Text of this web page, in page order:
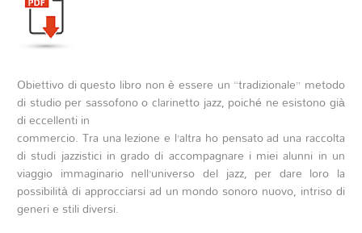
Obiettivo di questo libro non è essere un “tradizionale” metodo
di studio per sassofono o clarinetto jazz, poiché ne esistono già
di eccellenti in
commercio. Tra una lezione e l’altra ho pensato ad una raccolta
di studi jazzistici in grado di accompagnare i miei alunni in un
viaggio immaginario nell’universo del jazz, per dare loro la
possibilità di approcciarsi ad un mondo sonoro nuovo, intriso di
generi e stili diversi.